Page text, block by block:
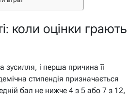
коли оцінки грають
зусилля, і перша причина її
стипендія призначається
бал не нижче 4 з 5 або 7 з 12,